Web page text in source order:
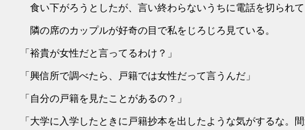
食い下がろうとしたが、言い終わらないうちに電話を切られて
隣の席のカップルが好奇の目で私をじろじろ見ている。
「裕貴が女性だと言ってるわけ？」
「興信所で調べたら、戸籍では女性だって言うんだ」
「自分の戸籍を見たことがあるの？」
「大学に入学したときに戸籍抄本を出したような気がするな。